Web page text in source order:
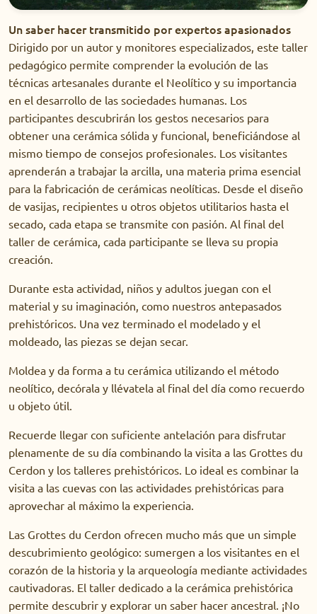
Un saber hacer transmitido por expertos apasionados
Dirigido por un autor y monitores especializados, este taller
pedagógico permite comprender la evolución de las
técnicas artesanales durante el Neolítico y su importancia
en el desarrollo de las sociedades humanas. Los
participantes descubrirán los gestos necesarios para
obtener una cerámica sólida y funcional, beneficiándose al
mismo tiempo de consejos profesionales. Los visitantes
aprenderán a trabajar la arcilla, una materia prima esencial
para la fabricación de cerámicas neolíticas. Desde el diseño
de vasijas, recipientes u otros objetos utilitarios hasta el
secado, cada etapa se transmite con pasión. Al final del
taller de cerámica, cada participante se lleva su propia
creación.
Durante esta actividad, niños y adultos juegan con el
material y su imaginación, como nuestros antepasados
prehistóricos. Una vez terminado el modelado y el
moldeado, las piezas se dejan secar.
Moldea y da forma a tu cerámica utilizando el método
neolítico, decórala y llévatela al final del día como recuerdo
u objeto útil.
Recuerde llegar con suficiente antelación para disfrutar
plenamente de su día combinando la visita a las Grottes du
Cerdon y los talleres prehistóricos. Lo ideal es combinar la
visita a las cuevas con las actividades prehistóricas para
aprovechar al máximo la experiencia.
Las Grottes du Cerdon ofrecen mucho más que un simple
descubrimiento geológico: sumergen a los visitantes en el
corazón de la historia y la arqueología mediante actividades
cautivadoras. El taller dedicado a la cerámica prehistórica
permite descubrir y explorar un saber hacer ancestral. ¡No